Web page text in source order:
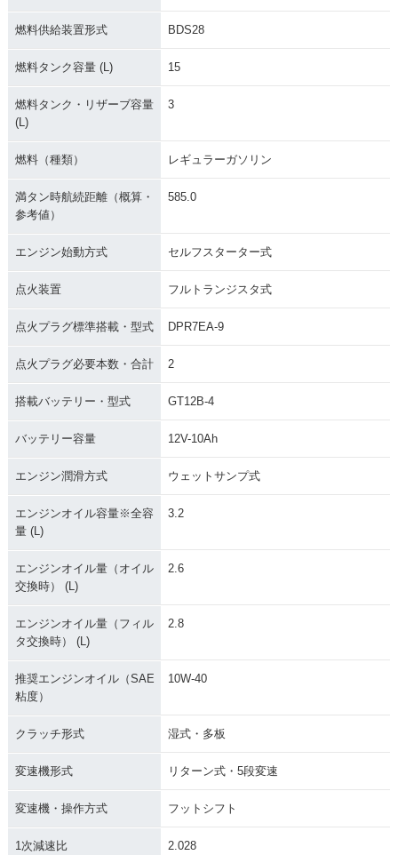
燃料供給装置形式 BDS28
燃料タンク容量 (L) 15
燃料タンク・リザーブ容量
(L)
3
燃料（種類） レギュラーガソリン
満タン時航続距離（概算・
参考値）
585.0
エンジン始動方式 セルフスターター式
点火装置 フルトランジスタ式
点火プラグ標準搭載・型式 DPR7EA-9
点火プラグ必要本数・合計 2
搭載バッテリー・型式 GT12B-4
バッテリー容量 12V-10Ah
エンジン潤滑方式 ウェットサンプ式
エンジンオイル容量※全容
量 (L)
3.2
エンジンオイル量（オイル
交換時） (L)
2.6
エンジンオイル量（フィル
タ交換時） (L)
2.8
推奨エンジンオイル（SAE
粘度）
10W-40
クラッチ形式 湿式・多板
変速機形式 リターン式・5段変速
変速機・操作方式 フットシフト
1次減速比 2.028